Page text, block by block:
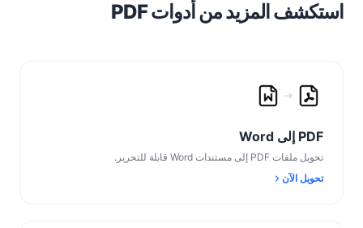
استكشف المزيد من أدوات PDF
PDF إلى Word
تحويل ملفات PDF إلى مستندات Word قابلة للتحرير.
تحويل الآن